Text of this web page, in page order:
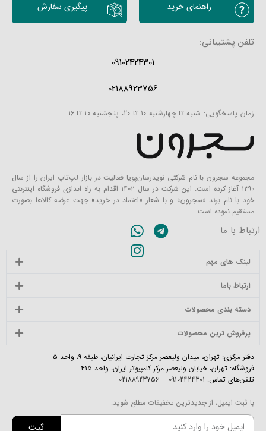
راهنمای خرید پیگیری سفارش
تلفن پشتیبانی:
09102424301
02188923756
زمان پاسخگویی: شنبه تا چهارشنبه 10 تا 20، پنجشنبه 10 تا 16
مجموعه سجرون با نام شرکتی نویدرسان‌پویا فعالیت در بازار لپ‌تاپ ایران را از سال
۱۳۹۰ آغاز کرده است. این شرکت در سال ۱۴۰۲ اقدام به راه اندازی فروشگاه اینترنتی
خود با نام برند «سجرون» و با شعار «اعتماد در خرید» جهت عرضه کالاها بصورت
مستقیم نموده است.
ارتباط با ما
لینک های مهم
ارتباط باما
دسته بندی محصولات
پرفروش ترین محصولات
دفتر مرکزی: تهران، میدان ولیعصر مرکز تجارت ایرانیان، طبقه ۹، واحد ۵
فروشگاه: تهران، خیابان ولیعصر مرکز کامپیوتر ایران، واحد ۴۱۵
تلفن‌های تماس: 09102424301
–
02188923756
با ثبت ایمیل، از جدیدترین تخفیفات مطلع شوید:
ثبت